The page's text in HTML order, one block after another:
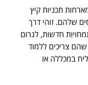
תכניות קיץ
שלהם. זוהי דרך
חדשות, לגרום
צריכים ללמוד
במכללה או